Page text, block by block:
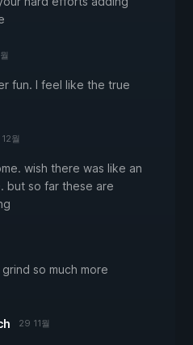
fun. I feel like the true
12월
wish there was like an
but so far these are
so much more
29 11월